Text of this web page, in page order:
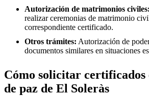
Autorización de matrimonios civiles:
realizar ceremonias de matrimonio
correspondiente certificado.
Otros trámites: Autorización de
documentos similares en situaciones
Cómo solicitar certificados
de paz de El Soleràs